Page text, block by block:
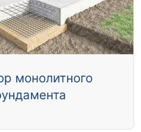
монолитного